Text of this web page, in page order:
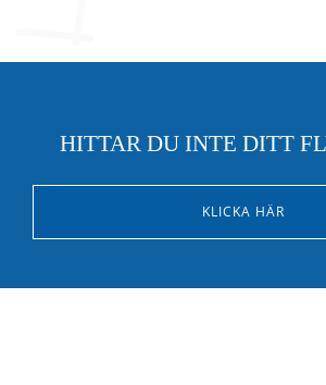
HITTAR DU INTE DITT
KLICKA HÄR